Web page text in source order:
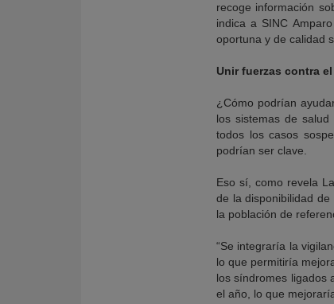
recoge información
indica a SINC
oportuna y de calidad
Unir fuerzas contra
¿Cómo podrían
los sistemas de
todos los casos
podrían ser clave.
Eso sí, como revela
de la disponibilidad
la población de
“Se integraría la
lo que permitiría
los síndromes ligados
el año, lo que